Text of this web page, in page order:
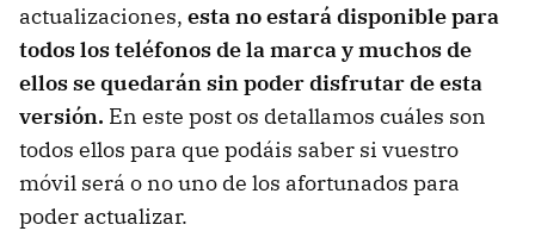
actualizaciones, esta no estará disponible para
todos los teléfonos de la marca y muchos de
ellos se quedarán sin poder disfrutar de esta
versión. En este post os detallamos cuáles son
todos ellos para que podáis saber si vuestro
móvil será o no uno de los afortunados para
poder actualizar.